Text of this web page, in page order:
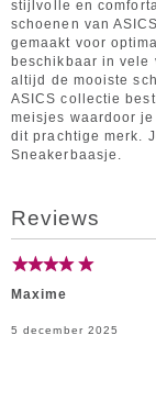
stijlvolle en
schoenen van
gemaakt voor
beschikbaar in vele
altijd de mooiste
ASICS collectie
meisjes waardoor
dit prachtige merk.
Sneakerbaasje.
Reviews
Maxime
5 december 2025